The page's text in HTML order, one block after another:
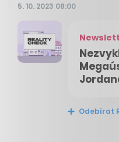
5. 10. 2023 08:00
Odebírat